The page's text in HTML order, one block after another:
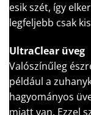
esik szét, így
legfeljebb csak
UltraClear üveg
Valószínűleg
például a
hagyományos
miatt van. Ezzel